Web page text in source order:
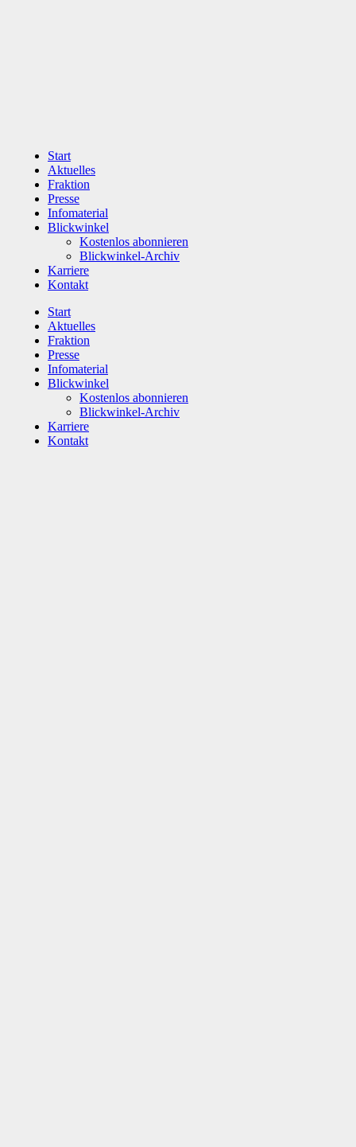
Start
Aktuelles
Fraktion
Presse
Infomaterial
Blickwinkel
Kostenlos abonnieren
Blickwinkel-Archiv
Karriere
Kontakt
Start
Aktuelles
Fraktion
Presse
Infomaterial
Blickwinkel
Kostenlos abonnieren
Blickwinkel-Archiv
Karriere
Kontakt